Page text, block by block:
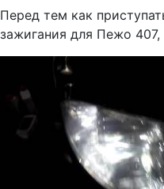
Перед тем как
зажигания для Пежо 407,